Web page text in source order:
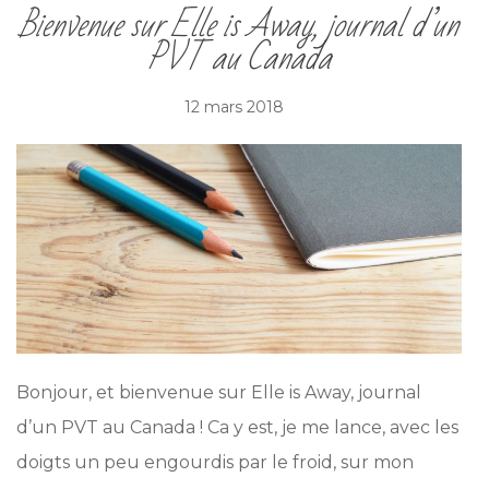
Bienvenue sur Elle is Away, journal d’un
PVT au Canada
12 mars 2018
Bonjour, et bienvenue sur Elle is Away, journal
d’un PVT au Canada ! Ca y est, je me lance, avec les
doigts un peu engourdis par le froid, sur mon